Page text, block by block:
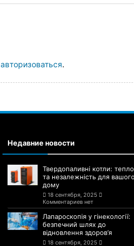
авторизоваться.
Недавние новости
Твердопаливні котли: тепло
та незалежність для вашого
дому
18 сентября, 2025
Комментариев нет
Лапароскопія у гінекології:
безпечний шлях до
відновлення здоров’я
18 сентября, 2025